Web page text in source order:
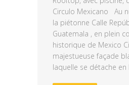
Circulo Mexicano Au
la piétonne Calle
Guatemala , en plein
historique de Mexico
majestueuse façade
laquelle se détache en